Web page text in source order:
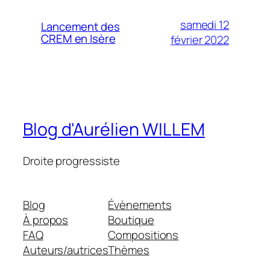
Lancement des
CREM en Isère
samedi 12
février 2022
Blog d'Aurélien WILLEM
Droite progressiste
Blog
À propos
FAQ
Auteurs/autrices
Évènements
Boutique
Compositions
Thèmes